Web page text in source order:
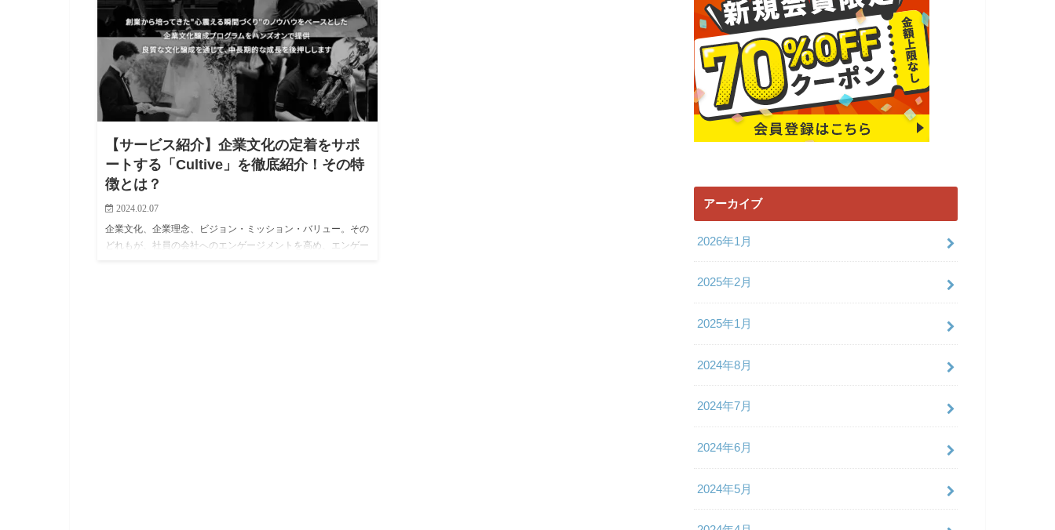
【サービス紹介】企業文化の定着をサポ
ートする「Cultive」を徹底紹介！その特
徴とは？
2024.02.07
企業文化、企業理念、ビジョン・ミッション・バリュー。その
どれもが、社員の会社へのエンゲージメントを高め、エンゲー
アーカイブ
2026年1月
2025年2月
2025年1月
2024年8月
2024年7月
2024年6月
2024年5月